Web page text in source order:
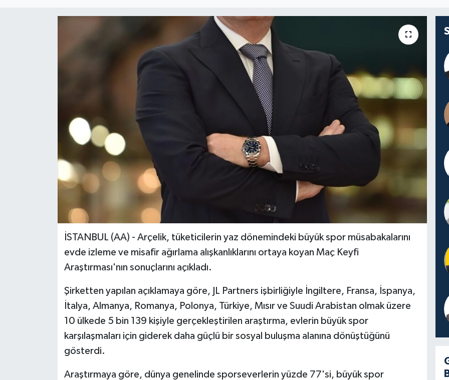
İSTANBUL (AA) - Arçelik, tüketicilerin yaz dönemindeki büyük spor müsabakalarını
evde izleme ve misafir ağırlama alışkanlıklarını ortaya koyan Maç Keyfi
Araştırması'nın sonuçlarını açıkladı.
Şirketten yapılan açıklamaya göre, JL Partners işbirliğiyle İngiltere, Fransa, İspanya,
İtalya, Almanya, Romanya, Polonya, Türkiye, Mısır ve Suudi Arabistan olmak üzere
10 ülkede 5 bin 139 kişiyle gerçekleştirilen araştırma, evlerin büyük spor
karşılaşmaları için giderek daha güçlü bir sosyal buluşma alanına dönüştüğünü
gösterdi.
Araştırmaya göre, dünya genelinde sporseverlerin yüzde 77'si, büyük spor